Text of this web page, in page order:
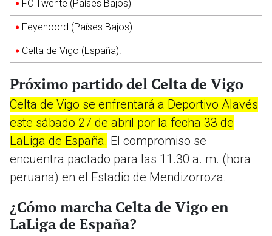
FC Twente (Países Bajos)
Feyenoord (Países Bajos)
Celta de Vigo (España).
Próximo partido del Celta de Vigo
Celta de Vigo se enfrentará a Deportivo Alavés
este sábado 27 de abril por la fecha 33 de
LaLiga de España. El compromiso se
encuentra pactado para las 11.30 a. m. (hora
peruana) en el Estadio de Mendizorroza.
¿Cómo marcha Celta de Vigo en
LaLiga de España?